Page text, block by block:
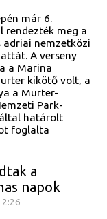
már 6.
rendezték meg a
adriai nemzetközi
A verseny
a Marina
kikötő volt, a
a Murter-
Park-
határolt
foglalta
a
napok
2:26